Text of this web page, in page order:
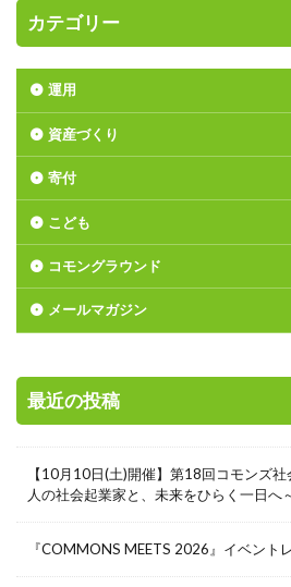
カテゴリー
運用
資産づくり
寄付
こども
コモングラウンド
メールマガジン
最近の投稿
【10月10日(土)開催】第18回コモンズ
人の社会起業家と、未来をひらく一日へ
『COMMONS MEETS 2026』イベント